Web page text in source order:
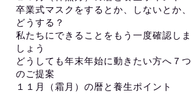
卒業式マスクをするとか、しないとか、
どうする？
私たちにできることをもう一度確認しま
しょう
どうしても年末年始に動きたい方へ７つ
のご提案
１１月（霜月）の暦と養生ポイント